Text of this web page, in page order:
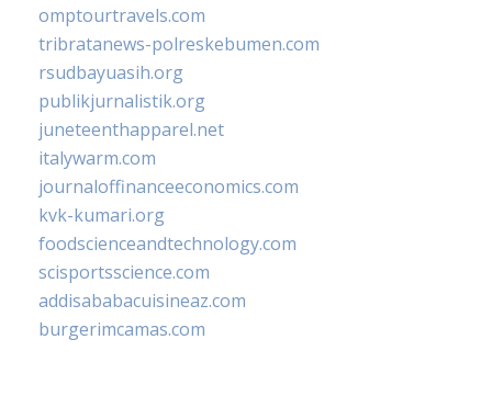
omptourtravels.com
tribratanews-polreskebumen.com
rsudbayuasih.org
publikjurnalistik.org
juneteenthapparel.net
italywarm.com
journaloffinanceeconomics.com
kvk-kumari.org
foodscienceandtechnology.com
scisportsscience.com
addisababacuisineaz.com
burgerimcamas.com